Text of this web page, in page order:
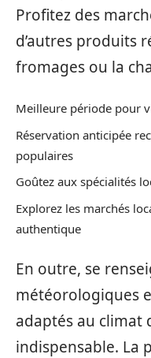
Profitez des
d’autres produits
fromages ou la
Meilleure période pour
Réservation anticipée
populaires
Goûtez aux spécialités
Explorez les marchés
authentique
En outre, se
météorologiques
adaptés au climat
indispensable. La